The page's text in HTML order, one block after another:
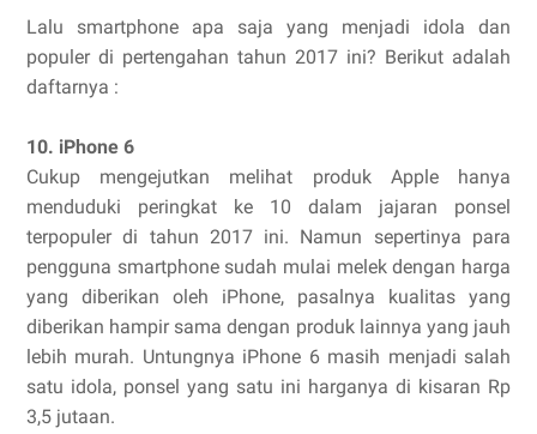
Lalu smartphone apa saja yang menjadi idola dan
populer di pertengahan tahun 2017 ini? Berikut adalah
daftarnya :
10. iPhone 6
Cukup mengejutkan melihat produk Apple hanya
menduduki peringkat ke 10 dalam jajaran ponsel
terpopuler di tahun 2017 ini. Namun sepertinya para
pengguna smartphone sudah mulai melek dengan harga
yang diberikan oleh iPhone, pasalnya kualitas yang
diberikan hampir sama dengan produk lainnya yang jauh
lebih murah. Untungnya iPhone 6 masih menjadi salah
satu idola, ponsel yang satu ini harganya di kisaran Rp
3,5 jutaan.